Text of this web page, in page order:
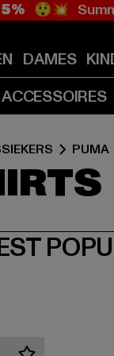
😲💥
DAMES
ACCESSOIRES
PUMA